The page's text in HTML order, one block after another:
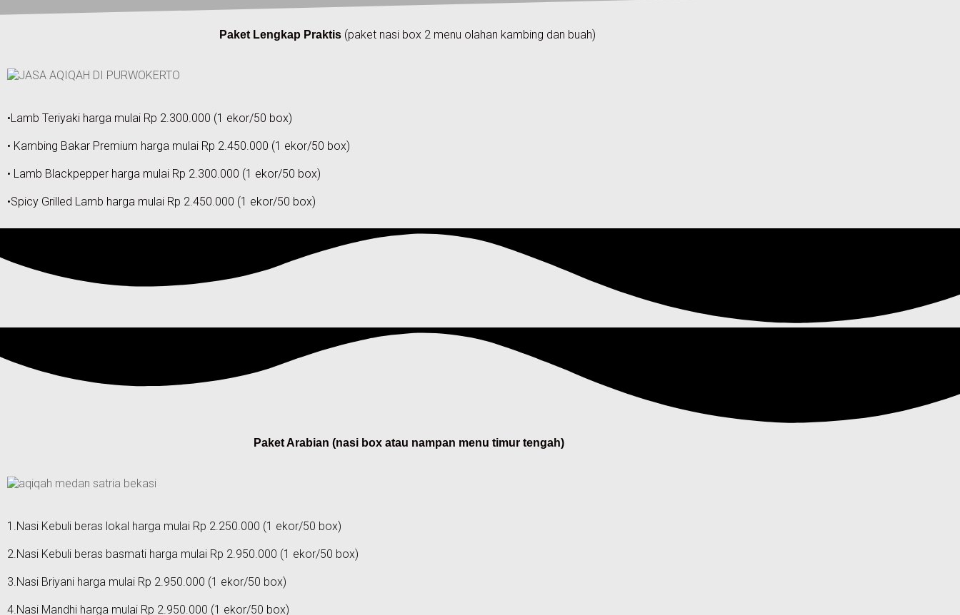
Paket Lengkap Praktis (paket nasi box 2 menu olahan kambing dan buah)
•Lamb Teriyaki harga mulai Rp 2.300.000 (1 ekor/50 box)
• Kambing Bakar Premium harga mulai Rp 2.450.000 (1 ekor/50 box)
• Lamb Blackpepper harga mulai Rp 2.300.000 (1 ekor/50 box)
•Spicy Grilled Lamb harga mulai Rp 2.450.000 (1 ekor/50 box)
Paket Arabian (nasi box atau nampan menu timur tengah)
1.Nasi Kebuli beras lokal harga mulai Rp 2.250.000 (1 ekor/50 box)
2.Nasi Kebuli beras basmati harga mulai Rp 2.950.000 (1 ekor/50 box)
3.Nasi Briyani harga mulai Rp 2.950.000 (1 ekor/50 box)
4.Nasi Mandhi harga mulai Rp 2.950.000 (1 ekor/50 box)